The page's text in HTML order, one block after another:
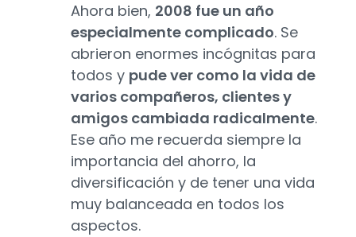
Ahora bien, 2008 fue un año
especialmente complicado. Se
abrieron enormes incógnitas para
todos y pude ver como la vida de
varios compañeros, clientes y
amigos cambiada radicalmente.
Ese año me recuerda siempre la
importancia del ahorro, la
diversificación y de tener una vida
muy balanceada en todos los
aspectos.